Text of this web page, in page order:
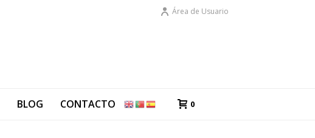
Área de Usuario
BLOG CONTACTO 0